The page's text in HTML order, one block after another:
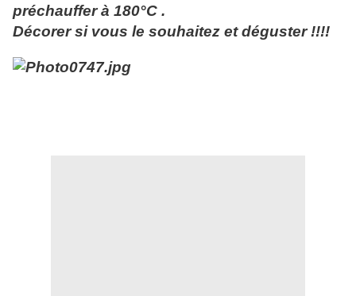
préchauffer à 180°C .
Décorer si vous le souhaitez et déguster !!!!